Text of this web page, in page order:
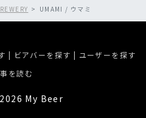
UMAMI / ウマミ
| ビアバーを探す | ユーザーを探す
を読む
My Beer